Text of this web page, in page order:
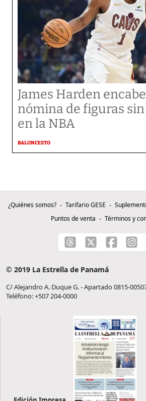
James Harden
nómina de figuras
en la NBA
BALONCESTO
¿Quiénes somos? Tarifario GESE
Puntos de venta
Términos y
© 2019 La Estrella de Panamá
C/ Alejandro A. Duque G. - Apartado 0815-
Teléfono: +507 204-0000